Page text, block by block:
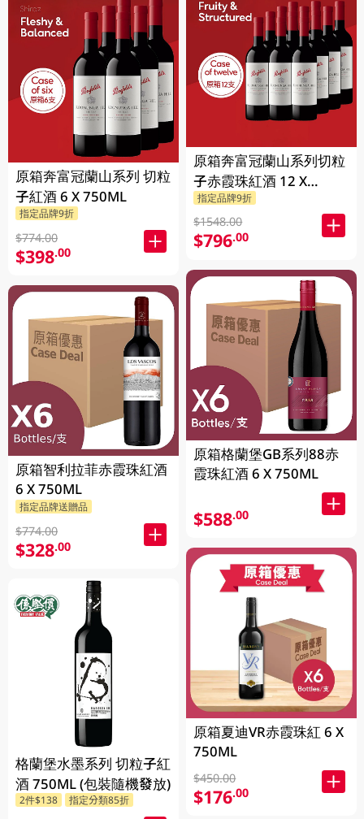
原箱奔富冠蘭山系列 切粒
子紅酒 6 X 750ML
指定品牌9折
$774.00
$398.00
原箱智利拉菲赤霞珠紅酒
6 X 750ML
指定品牌送贈品
$774.00
$328.00
格蘭堡水墨系列 切粒子紅
酒 750ML (包裝隨機發放)
2件$138 指定分類85折
原箱奔富冠蘭山系列切粒
子赤霞珠紅酒 12 X
750ML
指定品牌9折
$1548.00
$796.00
原箱格蘭堡GB系列88赤
霞珠紅酒 6 X 750ML
$588.00
原箱夏迪VR赤霞珠紅 6 X
750ML
$450.00
$176.00